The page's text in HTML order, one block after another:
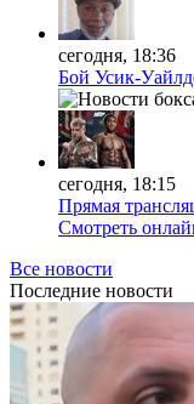
сегодня, 18:36
Бой Усик-
сегодня, 18:15
Прямая
Смотреть
Все новости
Последние новости